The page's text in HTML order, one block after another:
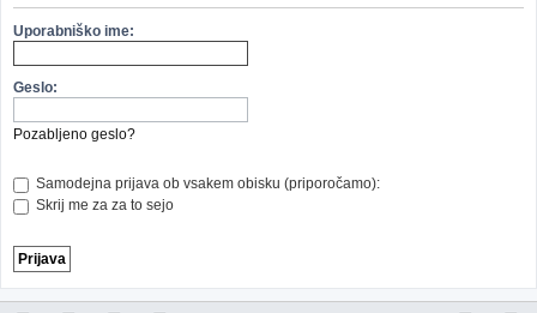
j
Uporabniško ime:
Geslo:
Pozabljeno geslo?
Samodejna prijava ob vsakem obisku (priporočamo):
Skrij me za za to sejo